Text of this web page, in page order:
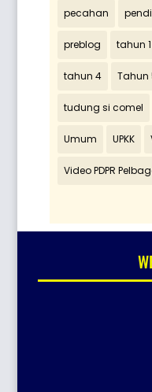
pecahan
preblog tahun 1
tahun 4 Tahun
tudung si comel
Umum UPKK
Video PDPR